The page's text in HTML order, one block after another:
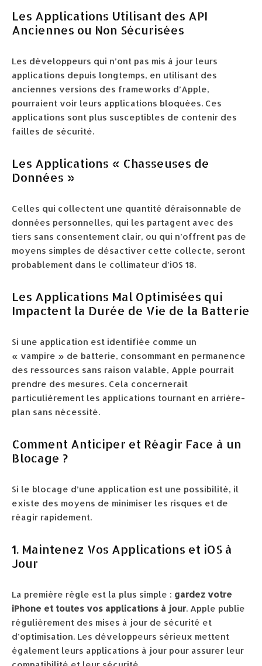
Les Applications Utilisant des API
Anciennes ou Non Sécurisées
Les développeurs qui n’ont pas mis à jour leurs
applications depuis longtemps, en utilisant des
anciennes versions des frameworks d’Apple,
pourraient voir leurs applications bloquées. Ces
applications sont plus susceptibles de contenir des
failles de sécurité.
Les Applications « Chasseuses de
Données »
Celles qui collectent une quantité déraisonnable de
données personnelles, qui les partagent avec des
tiers sans consentement clair, ou qui n’offrent pas de
moyens simples de désactiver cette collecte, seront
probablement dans le collimateur d’iOS 18.
Les Applications Mal Optimisées qui
Impactent la Durée de Vie de la Batterie
Si une application est identifiée comme un
« vampire » de batterie, consommant en permanence
des ressources sans raison valable, Apple pourrait
prendre des mesures. Cela concernerait
particulièrement les applications tournant en arrière-
plan sans nécessité.
Comment Anticiper et Réagir Face à un
Blocage ?
Si le blocage d’une application est une possibilité, il
existe des moyens de minimiser les risques et de
réagir rapidement.
1. Maintenez Vos Applications et iOS à
Jour
La première règle est la plus simple : gardez votre
iPhone et toutes vos applications à jour. Apple publie
régulièrement des mises à jour de sécurité et
d’optimisation. Les développeurs sérieux mettent
également leurs applications à jour pour assurer leur